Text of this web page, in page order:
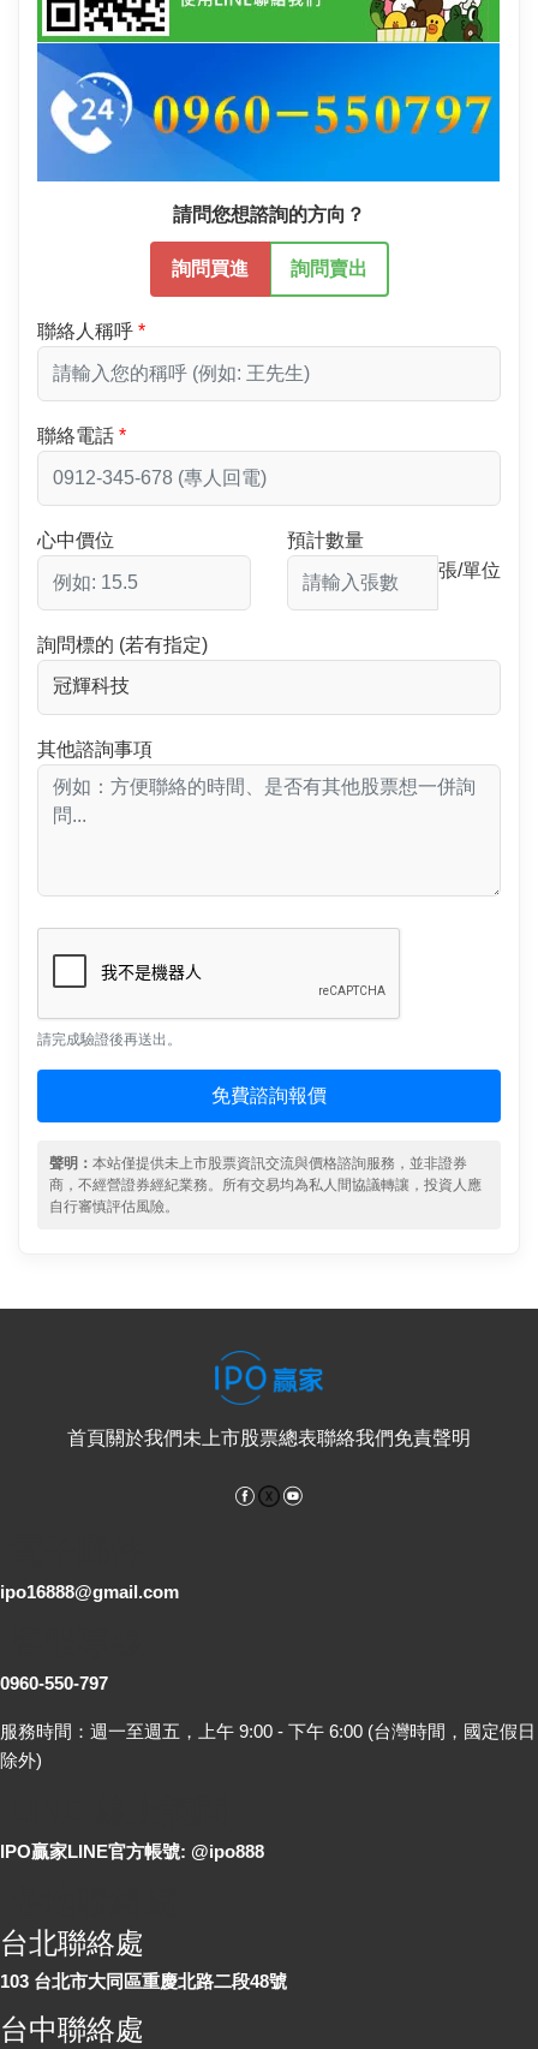
請問您想諮詢的方向？
詢問買進 詢問賣出
聯絡人稱呼
聯絡電話
心中價位
預計數量
張/單位
詢問標的 (若有指定)
其他諮詢事項
請完成驗證後再送出。
免費諮詢報價
聲明： 本站僅提供未上市股票資訊交流與價格諮詢服務，並非證券
商，不經營證券經紀業務。所有交易均為私人間協議轉讓，投資人應
自行審慎評估風險。
首頁關於我們未上市股票總表聯絡我們免責聲明
Facebook
ipo16888@gmail.com
0960-550-797
服務時間：週一至週五，上午 9:00 - 下午 6:00 (台灣時間，國定假日
除外)
IPO贏家LINE官方帳號: @ipo888
台北聯絡處
103 台北市大同區重慶北路二段48號
台中聯絡處